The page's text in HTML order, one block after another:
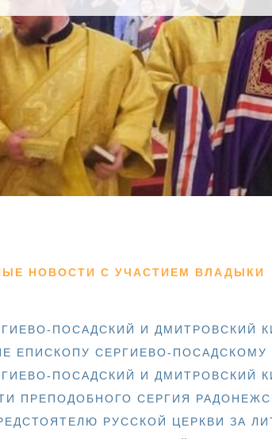
НОВОСТИ С УЧАСТИЕМ ВЛАДЫКИ
ПОСАДСКИЙ И ДМИТРОВСКИЙ
ЕПИСКОПУ СЕРГИЕВО-
ПОСАДСКИЙ И ДМИТРОВСКИЙ
ПРЕПОДОБНОГО СЕРГИЯ
РУССКОЙ ЦЕРКВИ ЗА